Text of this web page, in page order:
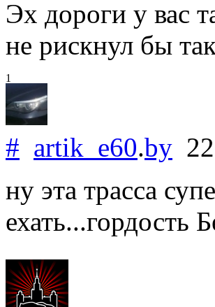
Эх дороги у вас
не рискнул бы
1
# artik_e60.by
ну эта трасса
ехать...гордость